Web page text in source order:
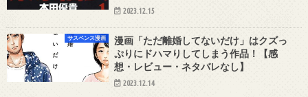
2023.12.15
サスペンス漫画
漫画「ただ離婚してないだけ」はクズっ
ぷりにドハマりしてしまう作品！【感
想・レビュー・ネタバレなし】
2023.12.14